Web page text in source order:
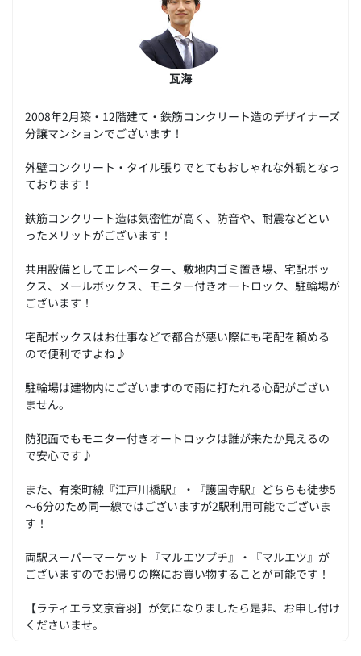
瓦海
2008年2月築・12階建て・鉄筋コンクリート造のデザイナーズ
分譲マンションでございます！
外壁コンクリート・タイル張りでとてもおしゃれな外観となっ
ております！
鉄筋コンクリート造は気密性が高く、防音や、耐震などとい
ったメリットがございます！
共用設備としてエレベーター、敷地内ゴミ置き場、宅配ボッ
クス、メールボックス、モニター付きオートロック、駐輪場が
ございます！
宅配ボックスはお仕事などで都合が悪い際にも宅配を頼める
ので便利ですよね♪
駐輪場は建物内にございますので雨に打たれる心配がござい
ません。
防犯面でもモニター付きオートロックは誰が来たか見えるの
で安心です♪
また、有楽町線『江戸川橋駅』・『護国寺駅』どちらも徒歩5
～6分のため同一線ではございますが2駅利用可能でございま
す！
両駅スーパーマーケット『マルエツプチ』・『マルエツ』が
ございますのでお帰りの際にお買い物することが可能です！
【ラティエラ文京音羽】が気になりましたら是非、お申し付け
くださいませ。